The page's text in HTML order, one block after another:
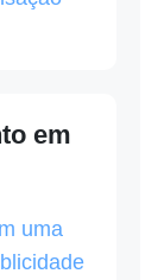
em
uma